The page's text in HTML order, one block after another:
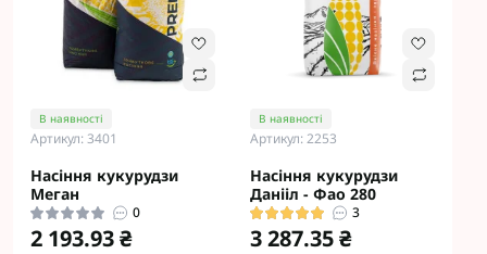
В наявності
Артикул: 3401
Насіння кукурудзи
Meгaн
0
2 193.93 ₴
В наявності
Артикул: 2253
Насіння кукурудзи
Данііл - Фао 280
3
3 287.35 ₴